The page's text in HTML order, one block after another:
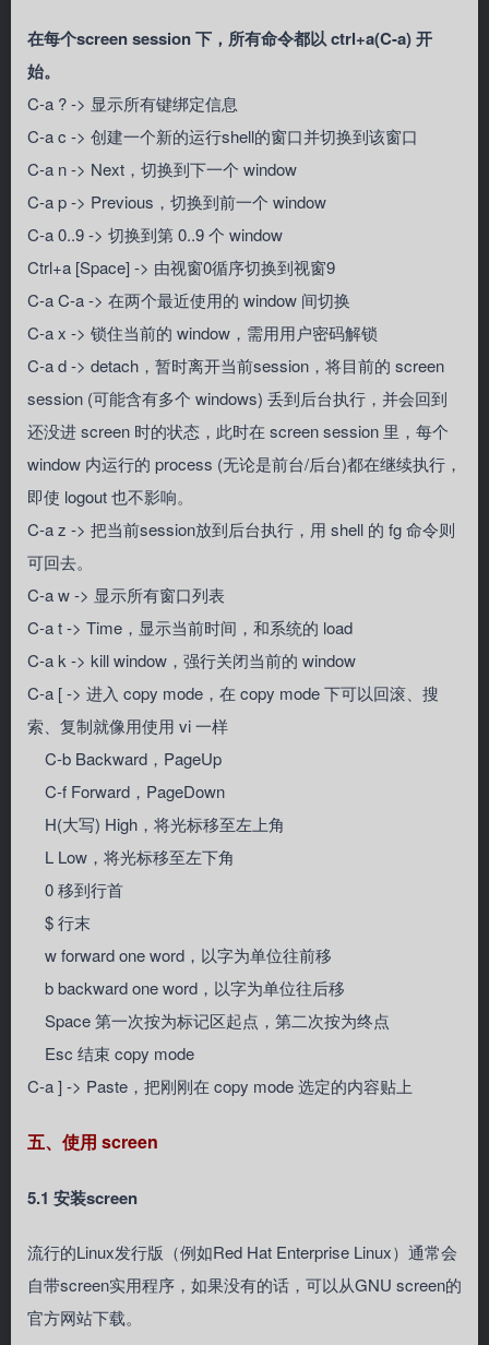
在每个screen session 下，所有命令都以 ctrl+a(C-a) 开
始。
C-a ? -> 显示所有键绑定信息
C-a c -> 创建一个新的运行shell的窗口并切换到该窗口
C-a n -> Next，切换到下一个 window
C-a p -> Previous，切换到前一个 window
C-a 0..9 -> 切换到第 0..9 个 window
Ctrl+a [Space] -> 由视窗0循序切换到视窗9
C-a C-a -> 在两个最近使用的 window 间切换
C-a x -> 锁住当前的 window，需用用户密码解锁
C-a d -> detach，暂时离开当前session，将目前的 screen
session (可能含有多个 windows) 丢到后台执行，并会回到
还没进 screen 时的状态，此时在 screen session 里，每个
window 内运行的 process (无论是前台/后台)都在继续执行，
即使 logout 也不影响。
C-a z -> 把当前session放到后台执行，用 shell 的 fg 命令则
可回去。
C-a w -> 显示所有窗口列表
C-a t -> Time，显示当前时间，和系统的 load
C-a k -> kill window，强行关闭当前的 window
C-a [ -> 进入 copy mode，在 copy mode 下可以回滚、搜
索、复制就像用使用 vi 一样
C-b Backward，PageUp
C-f Forward，PageDown
H(大写) High，将光标移至左上角
L Low，将光标移至左下角
0 移到行首
$ 行末
w forward one word，以字为单位往前移
b backward one word，以字为单位往后移
Space 第一次按为标记区起点，第二次按为终点
Esc 结束 copy mode
C-a ] -> Paste，把刚刚在 copy mode 选定的内容贴上
五、使用 screen
5.1 安装screen
流行的Linux发行版（例如Red Hat Enterprise Linux）通常会
自带screen实用程序，如果没有的话，可以从GNU screen的
官方网站下载。